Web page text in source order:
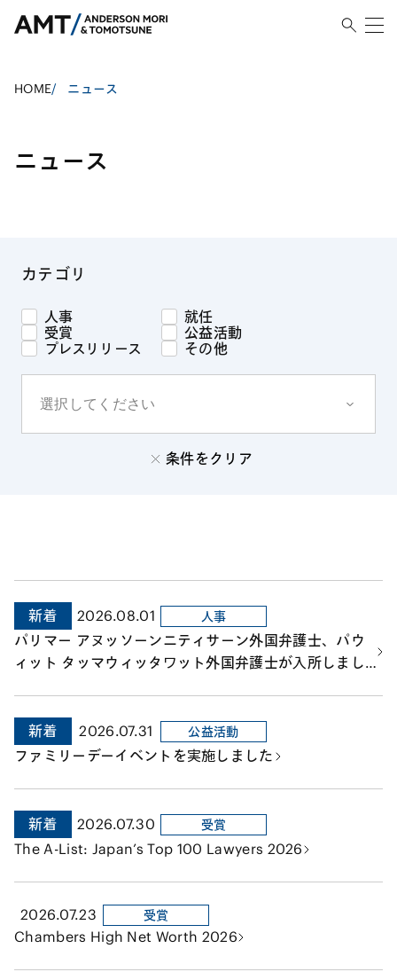
HOME/ ニュース
ニュース
カテゴリ
人事
就任
受賞
公益活動
プレスリリース
その他
条件をクリア
新着 2026.08.01 人事
パリマー アヌッソーンニティサーン外国弁護士、パウ
ィット タッマウィッタワット外国弁護士が入所しまし
新着 2026.07.31 公益活動
ファミリーデーイベントを実施しました
新着 2026.07.30 受賞
The A-List: Japan’s Top 100 Lawyers 2026
2026.07.23 受賞
Chambers High Net Worth 2026